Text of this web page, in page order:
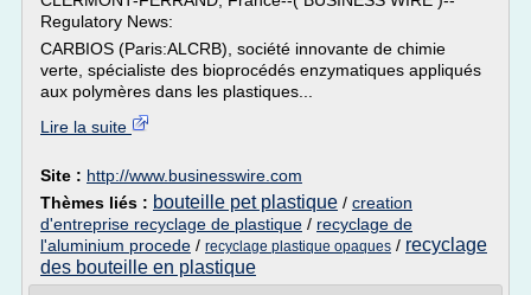
Regulatory News:
CARBIOS (Paris:ALCRB), société innovante de chimie
verte, spécialiste des bioprocédés enzymatiques appliqués
aux polymères dans les plastiques...
Lire la suite
Site : http://www.businesswire.com
Thèmes liés : bouteille pet plastique / creation
d'entreprise recyclage de plastique / recyclage de
l'aluminium procede / recyclage plastique opaques / recyclage
des bouteille en plastique